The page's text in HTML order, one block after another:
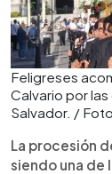
Feligreses
Calvario por
Salvador. /
La procesión
siendo una de